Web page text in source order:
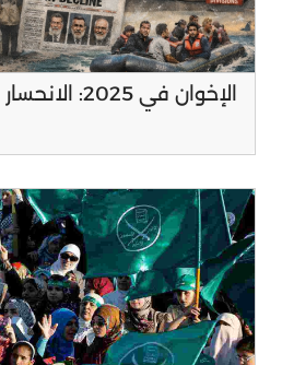
الإخوان في 2025: الانحسار ومحاولات التمدد